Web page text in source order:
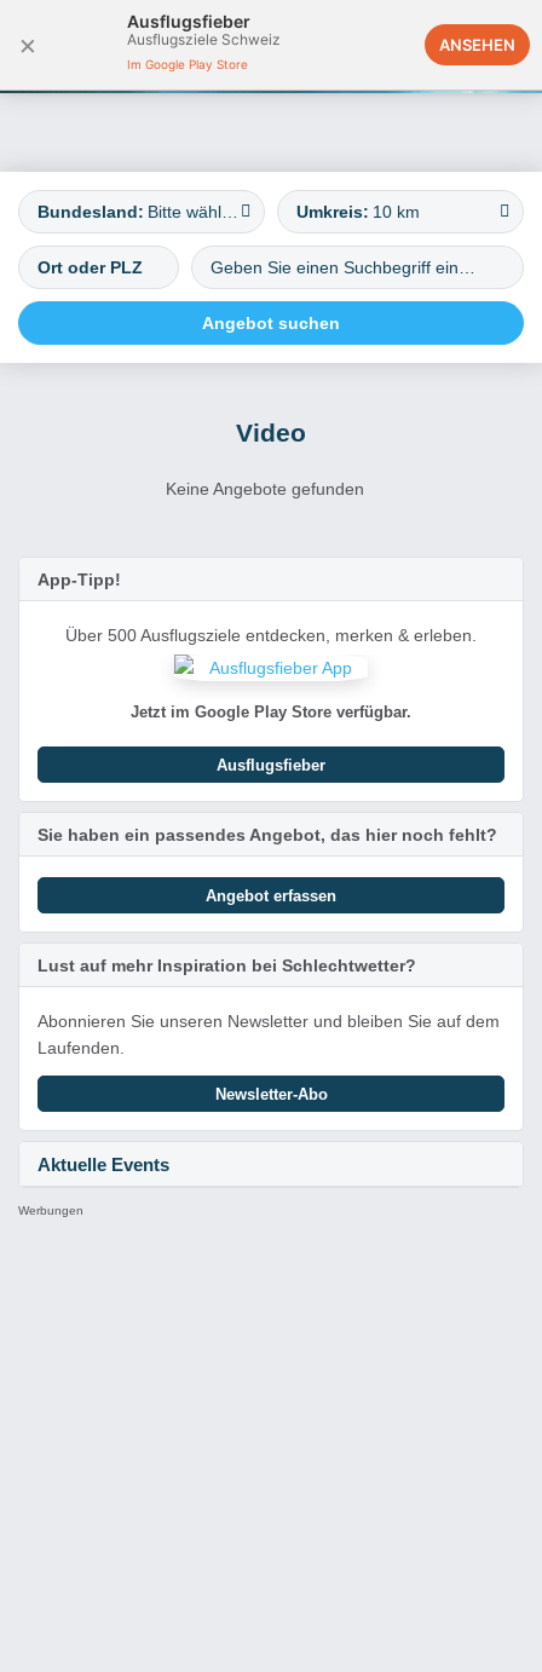
×
Ausflugsfieber
Ausflugsziele Schweiz
Im Google Play Store
ANSEHEN
Deutschland
Bundesland: Umkreis: 10 km
Video
Keine Angebote gefunden
Aktuelle Events
App-Tipp!
Über 500 Ausflugsziele entdecken, merken & erleben.
Jetzt im Google Play Store verfügbar.
Ausflugsfieber
Sie haben ein passendes Angebot, das hier noch fehlt?
Angebot erfassen
Lust auf mehr Inspiration bei Schlechtwetter?
Abonnieren Sie unseren Newsletter und bleiben Sie auf dem
Laufenden.
Newsletter-Abo
Werbungen